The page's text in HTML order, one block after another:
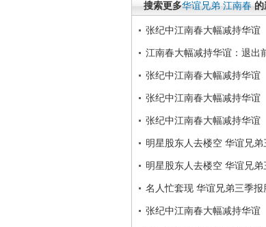
搜索更多华谊兄弟 江南春 的
张纪中江南春大幅减持华谊
江南春大幅减持华谊：退出
张纪中江南春大幅减持华谊
张纪中江南春大幅减持华谊
张纪中江南春大幅减持华谊
明星股东人去楼空 华谊兄
明星股东人去楼空 华谊兄
名人忙套现 华谊兄弟三季报
张纪中江南春大幅减持华谊